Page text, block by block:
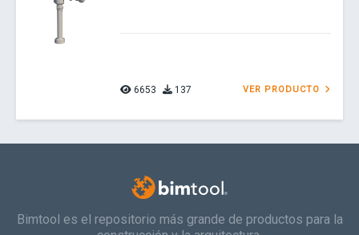
6653 137 VER PRODUCTO
Bimtool es el repositorio más grande de productos para la